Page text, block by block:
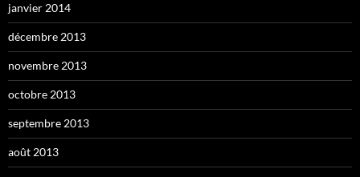
janvier 2014
décembre 2013
novembre 2013
octobre 2013
septembre 2013
août 2013